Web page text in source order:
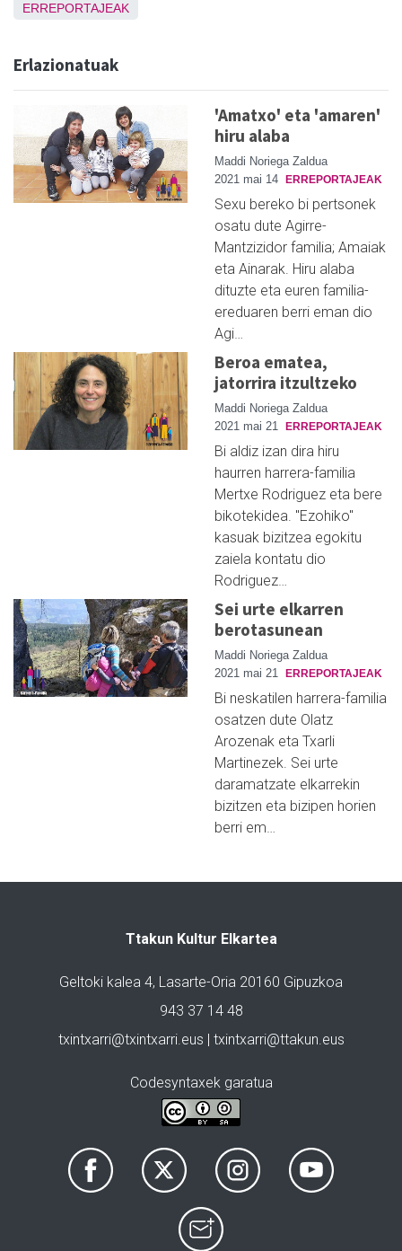
ERREPORTAJEAK
Erlazionatuak
'Amatxo' eta 'amaren'
hiru alaba
Maddi Noriega Zaldua
2021 mai 14
ERREPORTAJEAK
Sexu bereko bi pertsonek
osatu dute Agirre-
Mantzizidor familia; Amaiak
eta Ainarak. Hiru alaba
dituzte eta euren familia-
ereduaren berri eman dio
Agi…
Beroa ematea,
jatorrira itzultzeko
Maddi Noriega Zaldua
2021 mai 21
ERREPORTAJEAK
Bi aldiz izan dira hiru
haurren harrera-familia
Mertxe Rodriguez eta bere
bikotekidea. "Ezohiko"
kasuak bizitzea egokitu
zaiela kontatu dio
Rodriguez…
Sei urte elkarren
berotasunean
Maddi Noriega Zaldua
2021 mai 21
ERREPORTAJEAK
Bi neskatilen harrera-familia
osatzen dute Olatz
Arozenak eta Txarli
Martinezek. Sei urte
daramatzate elkarrekin
bizitzen eta bizipen horien
berri em…
Ttakun Kultur Elkartea
Geltoki kalea 4, Lasarte-Oria 20160 Gipuzkoa
943 37 14 48
txintxarri@txintxarri.eus | txintxarri@ttakun.eus
Codesyntaxek garatua